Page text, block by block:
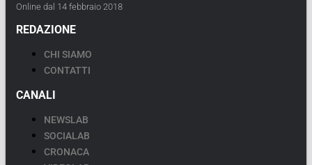
Online dal 14 febbraio 2018
REDAZIONE
CHI SIAMO
CONTATTI
CANALI
NEWSLAB
SOCIALAB
CRONACA